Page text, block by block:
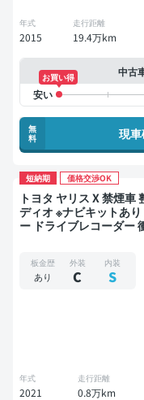
年式
2015
走行距離
19.4万km
中古
お買い得
無
料
現
短納期 価格交渉OK
トヨタ ヤリス X 禁煙車 整備記録簿あり ディスプレイオー
ディオ ※ナビキットあ
ー ドライブレコーダー
板金歴
あり
外装
C
内装
S
年式
2021
走行距離
0.8万km